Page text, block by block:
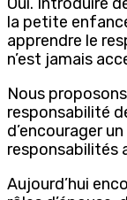
la petite
apprendre le
n’est jamais
Nous
responsabilité
d’encourager
responsabilités
Aujourd’hui